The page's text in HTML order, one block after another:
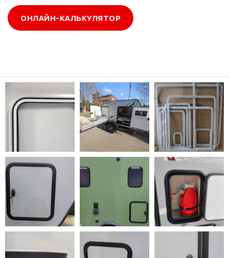
ОНЛАЙН-КАЛЬКУЛЯТОР